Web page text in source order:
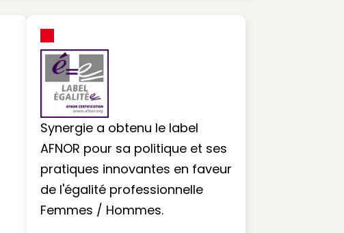
Synergie a obtenu le label
AFNOR pour sa politique et ses
pratiques innovantes en faveur
de l'égalité professionnelle
Femmes / Hommes.